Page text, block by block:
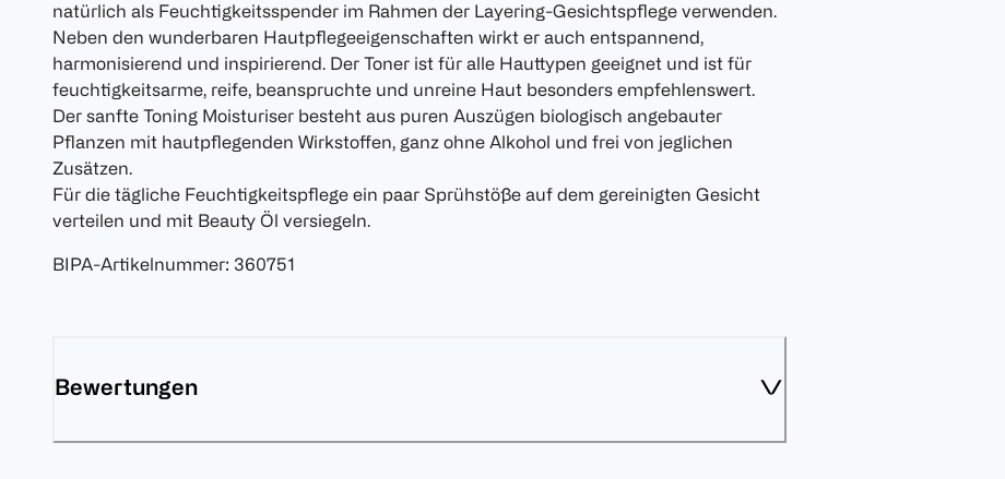
natürlich als Feuchtigkeitsspender im Rahmen der Layering-Gesichtspflege verwenden.
Neben den wunderbaren Hautpflegeeigenschaften wirkt er auch entspannend,
harmonisierend und inspirierend. Der Toner ist für alle Hauttypen geeignet und ist für
feuchtigkeitsarme, reife, beanspruchte und unreine Haut besonders empfehlenswert.
Der sanfte Toning Moisturiser besteht aus puren Auszügen biologisch angebauter
Pflanzen mit hautpflegenden Wirkstoffen, ganz ohne Alkohol und frei von jeglichen
Zusätzen.
Für die tägliche Feuchtigkeitspflege ein paar Sprühstöße auf dem gereinigten Gesicht
verteilen und mit Beauty Öl versiegeln.
BIPA-Artikelnummer: 360751
Bewertungen